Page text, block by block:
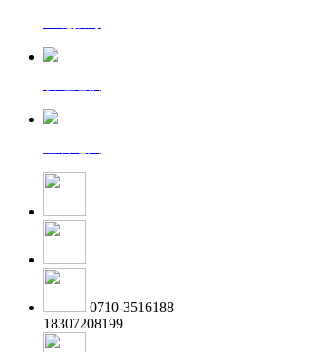
0710-3516188
18307208199